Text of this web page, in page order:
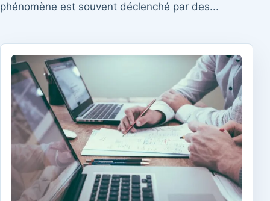
phénomène est souvent déclenché par des...